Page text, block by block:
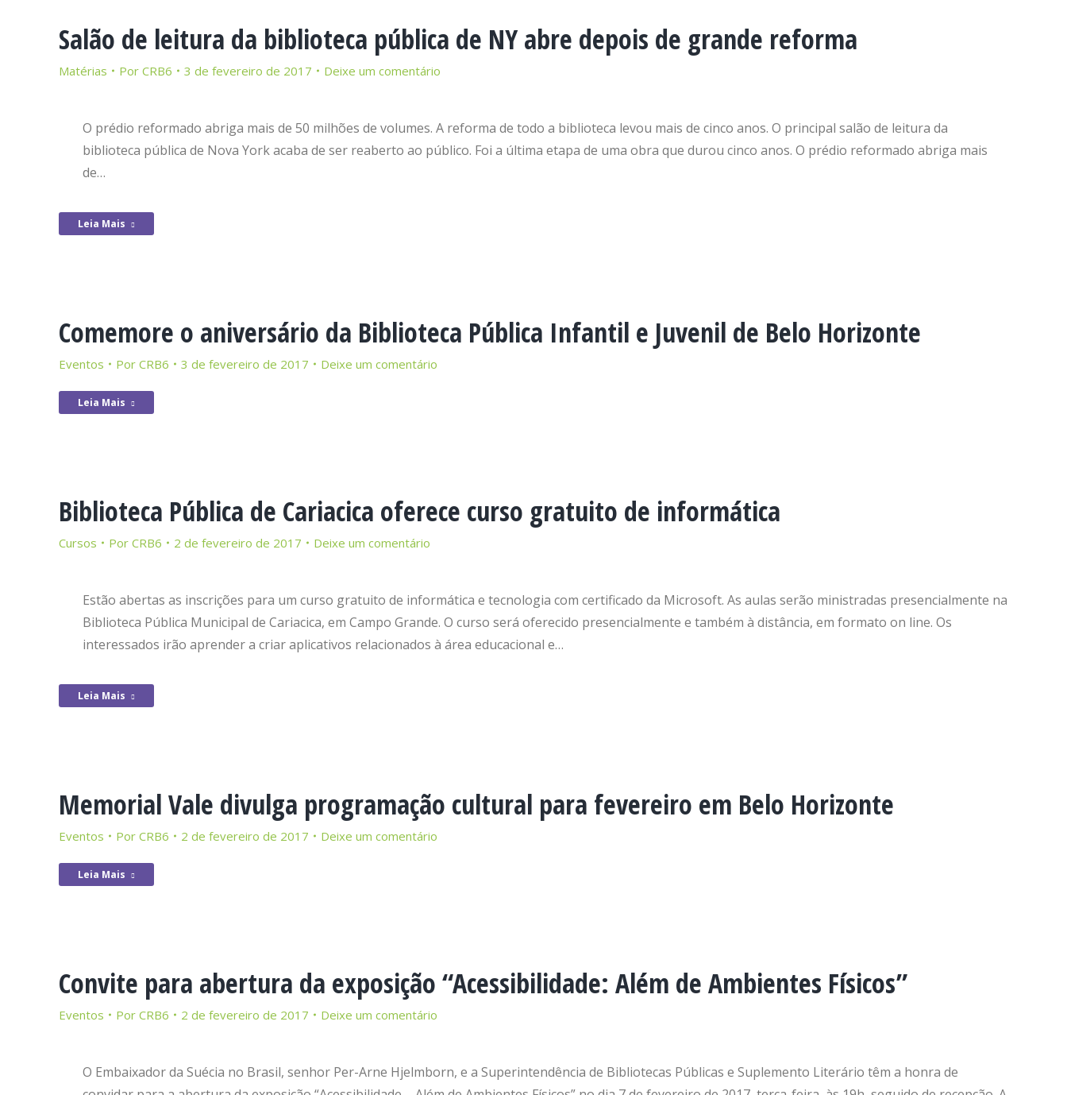
Salão de leitura da biblioteca pública de NY abre depois de grande reforma
Matérias Por CRB6 3 de fevereiro de 2017 Deixe um comentário
O prédio reformado abriga mais de 50 milhões de volumes. A reforma de todo a biblioteca levou mais de cinco anos. O principal salão de leitura da
biblioteca pública de Nova York acaba de ser reaberto ao público. Foi a última etapa de uma obra que durou cinco anos. O prédio reformado abriga mais
de…
Leia Mais
Comemore o aniversário da Biblioteca Pública Infantil e Juvenil de Belo Horizonte
Eventos Por CRB6 3 de fevereiro de 2017 Deixe um comentário
Leia Mais
Biblioteca Pública de Cariacica oferece curso gratuito de informática
Cursos Por CRB6 2 de fevereiro de 2017 Deixe um comentário
Estão abertas as inscrições para um curso gratuito de informática e tecnologia com certificado da Microsoft. As aulas serão ministradas presencialmente na
Biblioteca Pública Municipal de Cariacica, em Campo Grande. O curso será oferecido presencialmente e também à distância, em formato on line. Os
interessados irão aprender a criar aplicativos relacionados à área educacional e…
Leia Mais
Memorial Vale divulga programação cultural para fevereiro em Belo Horizonte
Eventos Por CRB6 2 de fevereiro de 2017 Deixe um comentário
Leia Mais
Convite para abertura da exposição “Acessibilidade: Além de Ambientes Físicos”
Eventos Por CRB6 2 de fevereiro de 2017 Deixe um comentário
O Embaixador da Suécia no Brasil, senhor Per-Arne Hjelmborn, e a Superintendência de Bibliotecas Públicas e Suplemento Literário têm a honra de